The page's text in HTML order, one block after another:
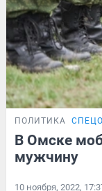
ПОЛИТИКА
В Омске
мужчину
10 ноября, 2022,